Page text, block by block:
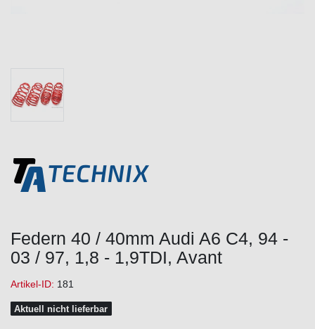
Federn 40 / 40mm Audi A6 C4, 94 -
03 / 97, 1,8 - 1,9TDI, Avant
Artikel-ID: 181
Aktuell nicht lieferbar